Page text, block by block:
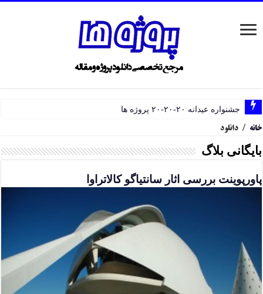
جشنواره عیدانه ۲۰-۲۰-۲۰ پروژه ها
خانه / دانلود
بایگانی بلاگ
پاورپوینت بررسی اثار سانتیاگو کالاتراوا